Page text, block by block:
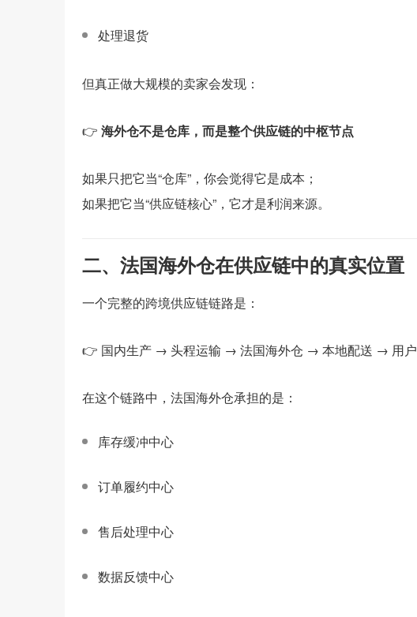
处理退货
但真正做大规模的卖家会发现：
👉 海外仓不是仓库，而是整个供应链的中枢节点
如果只把它当“仓库”，你会觉得它是成本；
如果把它当“供应链核心”，它才是利润来源。
二、法国海外仓在供应链中的真实位置
一个完整的跨境供应链链路是：
👉 国内生产 → 头程运输 → 法国海外仓 → 本地配送 → 用户
在这个链路中，法国海外仓承担的是：
库存缓冲中心
订单履约中心
售后处理中心
数据反馈中心